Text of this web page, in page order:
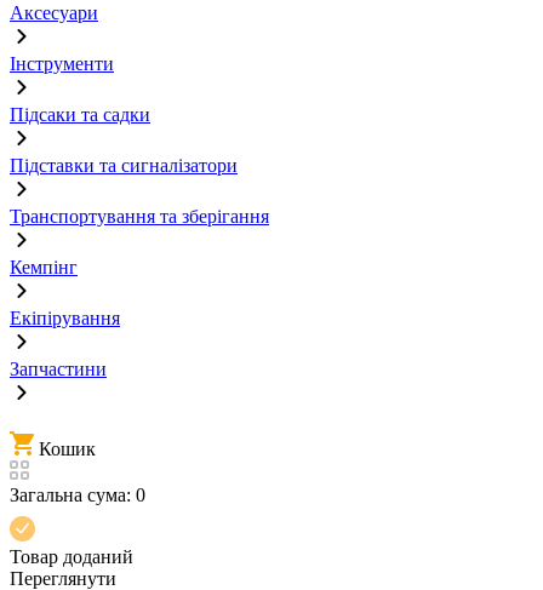
Аксесуари
Інструменти
Підсаки та садки
Підставки та сигналізатори
Транспортування та зберігання
Кемпінг
Екіпірування
Запчастини
Кошик
Загальна сума: 0
Товар доданий
Переглянути